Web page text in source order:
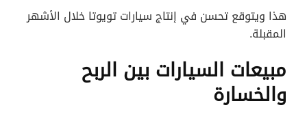
هذا ويتوقع تحسن في إنتاج سيارات تويوتا خلال الأشهر
المقبلة.
مبيعات السيارات بين الربح
والخسارة